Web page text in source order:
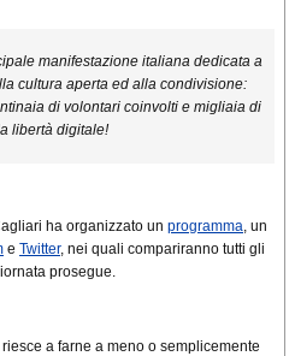
manifestazione italiana dedicata a
cultura aperta ed alla condivisione:
di volontari coinvolti e migliaia di
libertà digitale!
ha organizzato un programma , un
e Twitter, nei quali compariranno tutti gli
prosegue.
a farne a meno o semplicemente